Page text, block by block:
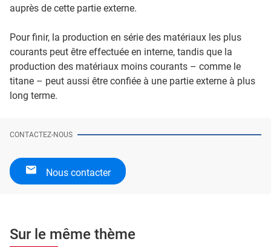
auprès de cette partie externe.
Pour finir, la production en série des matériaux les plus
courants peut être effectuée en interne, tandis que la
production des matériaux moins courants – comme le
titane – peut aussi être confiée à une partie externe à plus
long terme.
CONTACTEZ-NOUS
Nous contacter
Sur le même thème